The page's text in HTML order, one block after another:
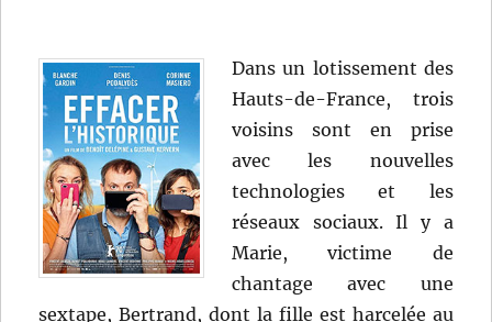
Dans un lotissement des
Hauts-de-France, trois
voisins sont en prise
avec les nouvelles
technologies et les
réseaux sociaux. Il y a
Marie, victime de
chantage avec une
sextape, Bertrand, dont la fille est harcelée au